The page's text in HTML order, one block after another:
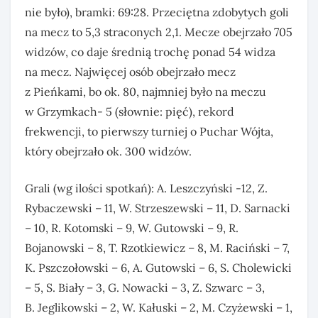
nie było), bramki: 69:28. Przeciętna zdobytych goli
na mecz to 5,3 straconych 2,1. Mecze obejrzało 705
widzów, co daje średnią trochę ponad 54 widza
na mecz. Najwięcej osób obejrzało mecz
z Pieńkami, bo ok. 80, najmniej było na meczu
w Grzymkach- 5 (słownie: pięć), rekord
frekwencji, to pierwszy turniej o Puchar Wójta,
który obejrzało ok. 300 widzów.
Grali (wg ilości spotkań): A. Leszczyński -12, Z.
Rybaczewski – 11, W. Strzeszewski – 11, D. Sarnacki
– 10, R. Kotomski – 9, W. Gutowski – 9, R.
Bojanowski – 8, T. Rzotkiewicz – 8, M. Raciński – 7,
K. Pszczołowski – 6, A. Gutowski – 6, S. Cholewicki
– 5, S. Biały – 3, G. Nowacki – 3, Z. Szwarc – 3,
B. Jeglikowski – 2, W. Kałuski – 2, M. Czyżewski – 1,